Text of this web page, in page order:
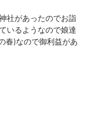
社があったのでお詣
いるようなので娘達
春)なので御利益があ